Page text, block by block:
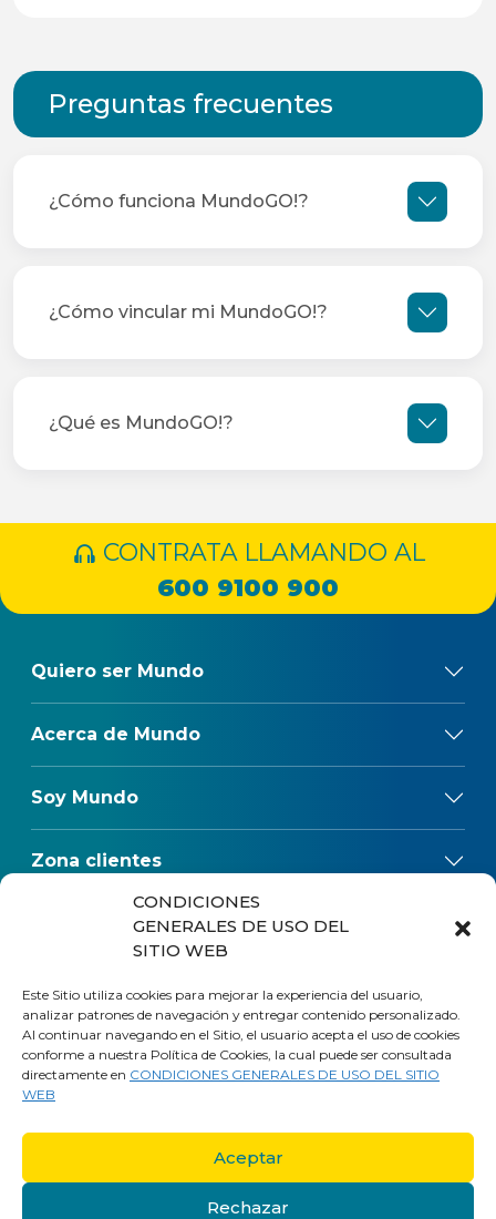
CONDICIONES
GENERALES DE USO DEL
SITIO WEB
Este Sitio utiliza cookies para mejorar la experiencia del usuario,
analizar patrones de navegación y entregar contenido personalizado.
Al continuar navegando en el Sitio, el usuario acepta el uso de cookies
conforme a nuestra Política de Cookies, la cual puede ser consultada
directamente en CONDICIONES GENERALES DE USO DEL SITIO
WEB
Aceptar
Rechazar
Preguntas frecuentes
¿Cómo funciona MundoGO!?
¿Cómo vincular mi MundoGO!?
¿Qué es MundoGO!?
CONTRATA LLAMANDO AL
600 9100 900
Quiero ser Mundo
Acerca de Mundo
Soy Mundo
Zona clientes
Regulaciones